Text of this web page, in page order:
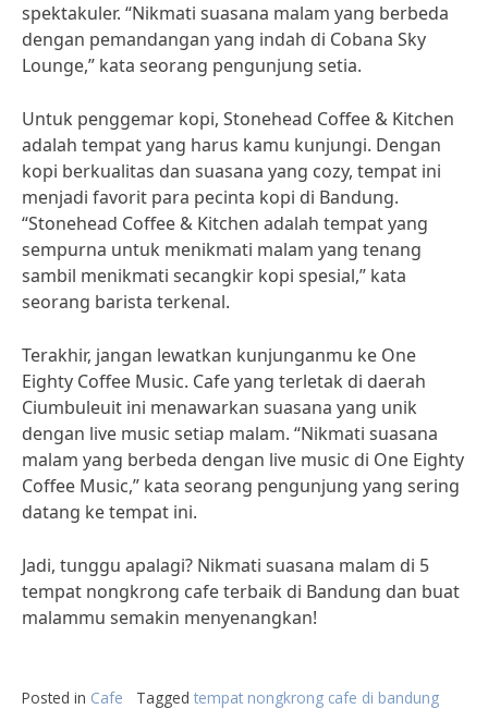
spektakuler. “Nikmati suasana malam yang berbeda
dengan pemandangan yang indah di Cobana Sky
Lounge,” kata seorang pengunjung setia.
Untuk penggemar kopi, Stonehead Coffee & Kitchen
adalah tempat yang harus kamu kunjungi. Dengan
kopi berkualitas dan suasana yang cozy, tempat ini
menjadi favorit para pecinta kopi di Bandung.
“Stonehead Coffee & Kitchen adalah tempat yang
sempurna untuk menikmati malam yang tenang
sambil menikmati secangkir kopi spesial,” kata
seorang barista terkenal.
Terakhir, jangan lewatkan kunjunganmu ke One
Eighty Coffee Music. Cafe yang terletak di daerah
Ciumbuleuit ini menawarkan suasana yang unik
dengan live music setiap malam. “Nikmati suasana
malam yang berbeda dengan live music di One Eighty
Coffee Music,” kata seorang pengunjung yang sering
datang ke tempat ini.
Jadi, tunggu apalagi? Nikmati suasana malam di 5
tempat nongkrong cafe terbaik di Bandung dan buat
malammu semakin menyenangkan!
Posted in Cafe Tagged tempat nongkrong cafe di bandung